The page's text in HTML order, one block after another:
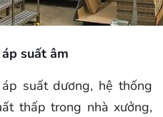
suất âm
suất dương, hệ thống
thấp trong nhà xưởng,